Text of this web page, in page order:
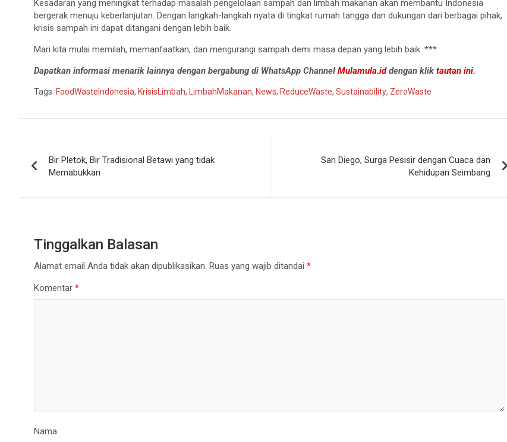
Kesadaran yang meningkat terhadap masalah pengelolaan sampah dan limbah makanan akan membantu Indonesia
bergerak menuju keberlanjutan. Dengan langkah-langkah nyata di tingkat rumah tangga dan dukungan dari berbagai pihak,
krisis sampah ini dapat ditangani dengan lebih baik.
Mari kita mulai memilah, memanfaatkan, dan mengurangi sampah demi masa depan yang lebih baik. ***
Dapatkan informasi menarik lainnya dengan bergabung di WhatsApp Channel Mulamula.iddengan klik tautan ini.
Tags: FoodWasteIndonesia, KrisisLimbah, LimbahMakanan, News, ReduceWaste, Sustainability, ZeroWaste
pos
Bir Pletok, Bir Tradisional Betawi yang tidak
Memabukkan
San Diego, Surga Pesisir dengan Cuaca dan
Kehidupan Seimbang
Tinggalkan Balasan
Alamat email Anda tidak akan dipublikasikan. Ruas yang wajib ditandai *
Komentar *
Nama